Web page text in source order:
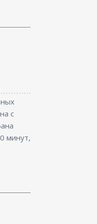
с
минут,